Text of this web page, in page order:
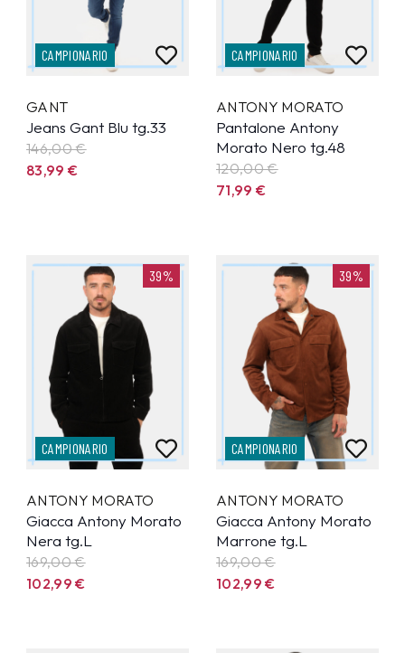
CAMPIONARIO
GANT
Jeans Gant Blu tg.33
146,00 €
83,99€
CAMPIONARIO
ANTONY MORATO
Pantalone Antony
Morato Nero tg.48
120,00 €
71,99€
39%
CAMPIONARIO
ANTONY MORATO
Giacca Antony Morato
Nera tg.L
169,00 €
102,99€
39%
CAMPIONARIO
ANTONY MORATO
Giacca Antony Morato
Marrone tg.L
169,00 €
102,99€